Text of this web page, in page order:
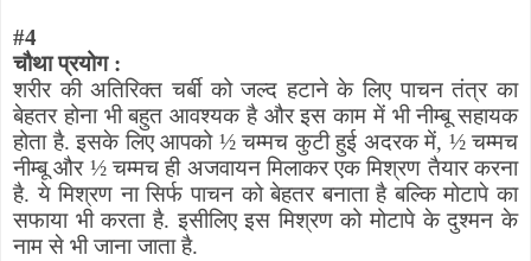
#4
चौथा प्रयोग :
शरीर की अतिरिक्त चर्बी को जल्द हटाने के लिए पाचन तंत्र का
बेहतर होना भी बहुत आवश्यक है और इस काम में भी नीम्बू सहायक
होता है. इसके लिए आपको½चम्मच कुटी हुई अदरक में, ½चम्मच
नीम्बू और½चम्मच ही अजवायन मिलाकर एक मिश्रण तैयार करना
है. ये मिश्रण ना सिर्फ पाचन को बेहतर बनाता है बल्कि मोटापे का
सफाया भी करता है. इसीलिए इस मिश्रण को मोटापे के दुश्मन के
नाम से भी जाना जाता है.